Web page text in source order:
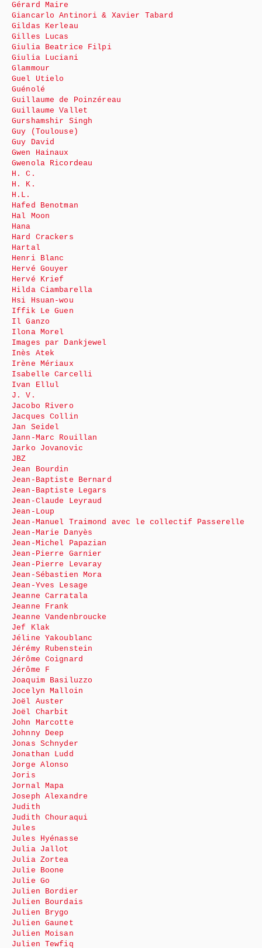
Gérard Maire
Giancarlo Antinori & Xavier Tabard
Gildas Kerleau
Gilles Lucas
Giulia Beatrice Filpi
Giulia Luciani
Glammour
Guel Utielo
Guénolé
Guillaume de Poinzéreau
Guillaume Vallet
Gurshamshir Singh
Guy (Toulouse)
Guy David
Gwen Hainaux
Gwenola Ricordeau
H. C.
H. K.
H.L.
Hafed Benotman
Hal Moon
Hana
Hard Crackers
Hartal
Henri Blanc
Hervé Gouyer
Hervé Krief
Hilda Ciambarella
Hsi Hsuan-wou
Iffik Le Guen
Il Ganzo
Ilona Morel
Images par Dankjewel
Inès Atek
Irène Mériaux
Isabelle Carcelli
Ivan Ellul
J. V.
Jacobo Rivero
Jacques Collin
Jan Seidel
Jann-Marc Rouillan
Jarko Jovanovic
JBZ
Jean Bourdin
Jean-Baptiste Bernard
Jean-Baptiste Legars
Jean-Claude Leyraud
Jean-Loup
Jean-Manuel Traimond avec le collectif Passerelle
Jean-Marie Danyès
Jean-Michel Papazian
Jean-Pierre Garnier
Jean-Pierre Levaray
Jean-Sébastien Mora
Jean-Yves Lesage
Jeanne Carratala
Jeanne Frank
Jeanne Vandenbroucke
Jef Klak
Jéline Yakoublanc
Jérémy Rubenstein
Jérôme Coignard
Jérôme F
Joaquim Basiluzzo
Jocelyn Malloin
Joël Auster
Joël Charbit
John Marcotte
Johnny Deep
Jonas Schnyder
Jonathan Ludd
Jorge Alonso
Joris
Jornal Mapa
Joseph Alexandre
Judith
Judith Chouraqui
Jules
Jules Hyénasse
Julia Jallot
Julia Zortea
Julie Boone
Julie Go
Julien Bordier
Julien Bourdais
Julien Brygo
Julien Gaunet
Julien Moisan
Julien Tewfiq